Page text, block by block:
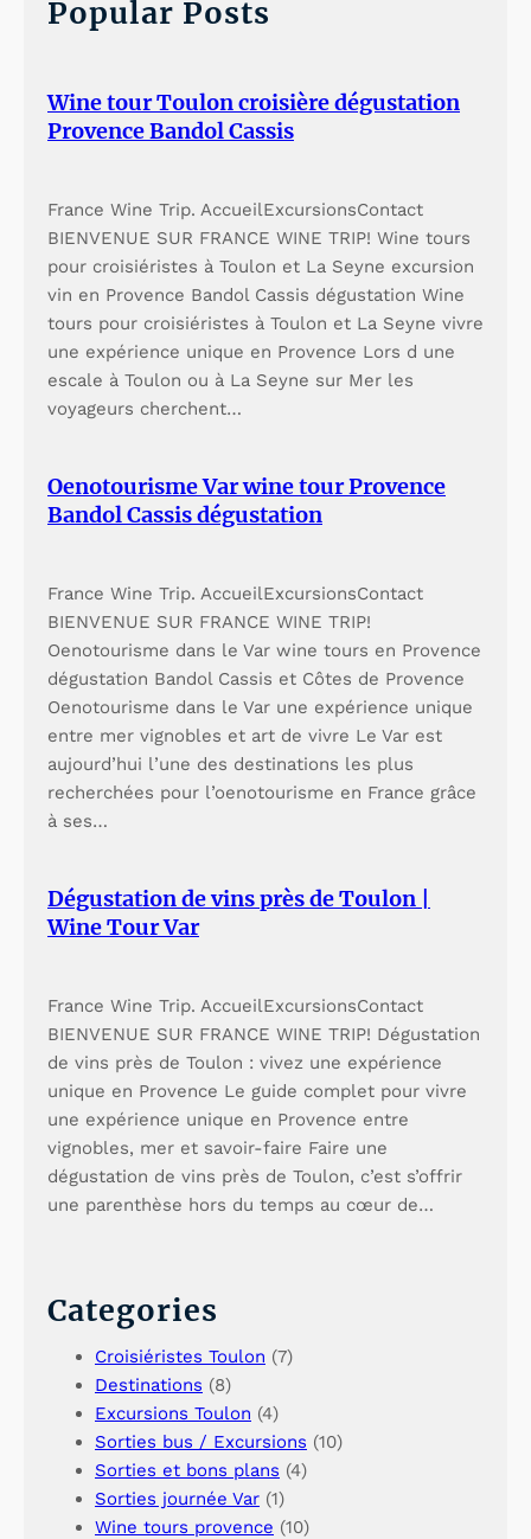
Popular Posts
Wine tour Toulon croisière dégustation
Provence Bandol Cassis
France Wine Trip. AccueilExcursionsContact
BIENVENUE SUR FRANCE WINE TRIP! Wine tours
pour croisiéristes à Toulon et La Seyne excursion
vin en Provence Bandol Cassis dégustation Wine
tours pour croisiéristes à Toulon et La Seyne vivre
une expérience unique en Provence Lors d une
escale à Toulon ou à La Seyne sur Mer les
voyageurs cherchent…
Oenotourisme Var wine tour Provence
Bandol Cassis dégustation
France Wine Trip. AccueilExcursionsContact
BIENVENUE SUR FRANCE WINE TRIP!
Oenotourisme dans le Var wine tours en Provence
dégustation Bandol Cassis et Côtes de Provence
Oenotourisme dans le Var une expérience unique
entre mer vignobles et art de vivre Le Var est
aujourd’hui l’une des destinations les plus
recherchées pour l’oenotourisme en France grâce
à ses…
Dégustation de vins près de Toulon |
Wine Tour Var
France Wine Trip. AccueilExcursionsContact
BIENVENUE SUR FRANCE WINE TRIP! Dégustation
de vins près de Toulon : vivez une expérience
unique en Provence Le guide complet pour vivre
une expérience unique en Provence entre
vignobles, mer et savoir-faire Faire une
dégustation de vins près de Toulon, c’est s’offrir
une parenthèse hors du temps au cœur de…
Categories
Croisiéristes Toulon (7)
Destinations (8)
Excursions Toulon (4)
Sorties bus / Excursions (10)
Sorties et bons plans (4)
Sorties journée Var (1)
Wine tours provence (10)